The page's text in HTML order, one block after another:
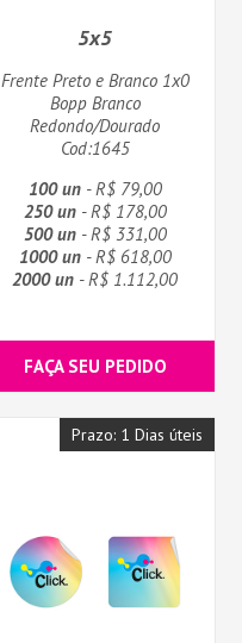
5x5
Frente Preto e Branco 1x0
Bopp Branco
Redondo/Dourado
Cod:1645
100 un- R$ 79,00
250 un- R$ 178,00
500 un- R$ 331,00
1000 un- R$ 618,00
2000 un - R$ 1.112,00
FAÇA SEU PEDIDO
Prazo: 1 Dias úteis